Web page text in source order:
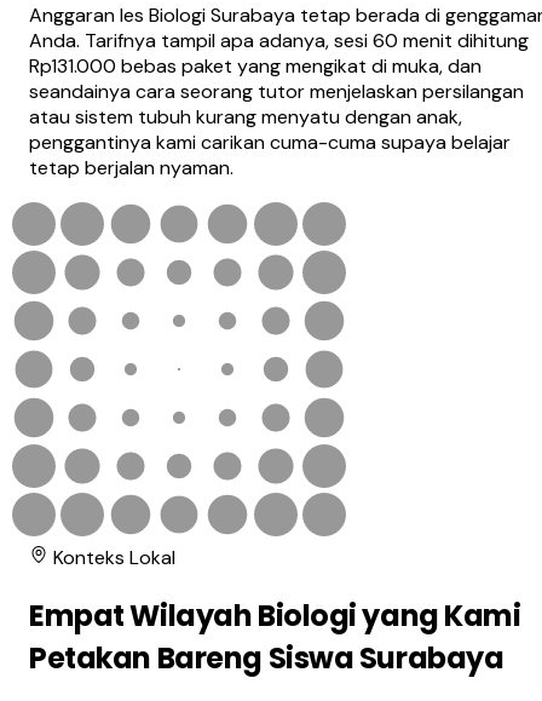
Anggaran les Biologi Surabaya tetap berada di
Anda. Tarifnya tampil apa adanya, sesi 60 menit dihitung
Rp131.000 bebas paket yang mengikat di muka, dan
seandainya cara seorang tutor menjelaskan persilangan
atau sistem tubuh kurang menyatu dengan anak,
penggantinya kami carikan cuma-cuma supaya belajar
tetap berjalan nyaman.
Konteks Lokal
Empat Wilayah Biologi yang Kami
Petakan Bareng Siswa Surabaya